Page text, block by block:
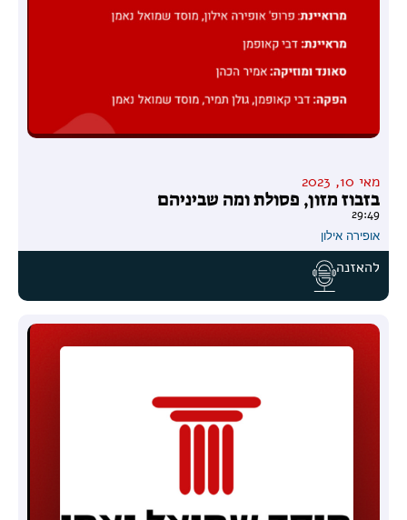
מאי 10, 2023
בזבוז מזון, פסולת ומה שביניהם
29:49
אופירה אילון
להאזנה